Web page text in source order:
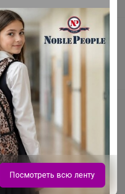
ok
для ваших изображений
чисел
Посмотреть всю ленту